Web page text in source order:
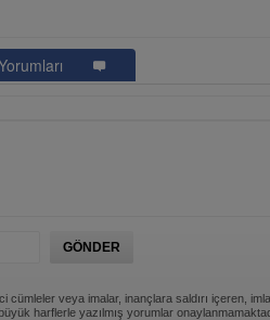
cümleler veya imalar, inançlara saldırı içeren, imla
harflerle yazılmış yorumlar